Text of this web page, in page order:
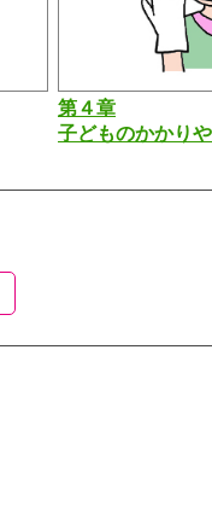
第４章
子どものかかり